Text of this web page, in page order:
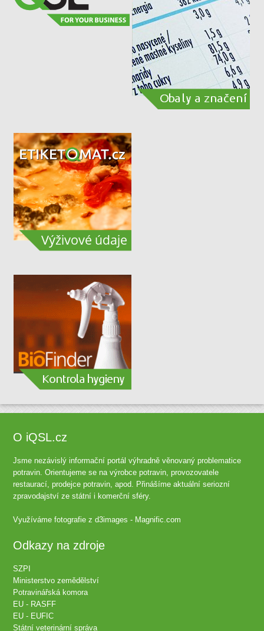
O iQSL.cz
Jsme nezávislý informační portál výhradně věnovaný problematice
potravin. Orientujeme se na výrobce potravin, provozovatele
restaurací, prodejce potravin, apod. Přinášíme aktuální seriozní
zpravodajství ze státní i komerční sféry.
Využíváme fotografie zd3images - Magnific.com
Odkazy na zdroje
SZPI
Ministerstvo zemědělství
Potravinářská komora
EU - RASFF
EU - EUFIC
Státní veterinární správa